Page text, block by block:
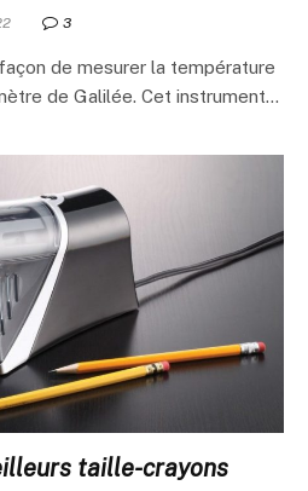
3
de mesurer la température
de Galilée. Cet instrument…
taille-crayons